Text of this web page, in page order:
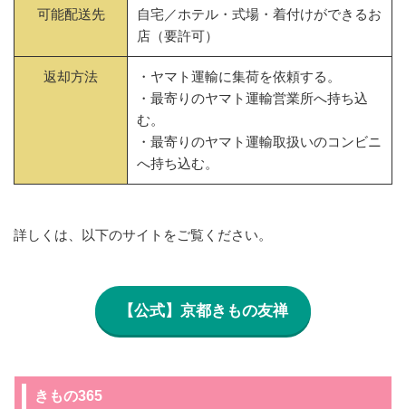
可能配送先
自宅／ホテル・式場・着付けができるお
店（要許可）
返却方法
・ヤマト運輸に集荷を依頼する。
・最寄りのヤマト運輸営業所へ持ち込
む。
・最寄りのヤマト運輸取扱いのコンビニ
へ持ち込む。
詳しくは、以下のサイトをご覧ください。
【公式】京都きもの友禅
きもの365